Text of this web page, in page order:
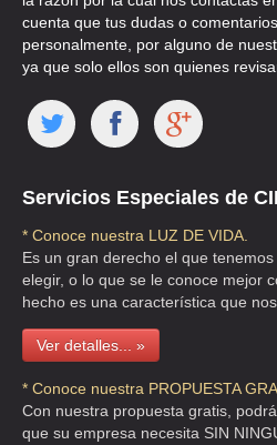
cuenta que tus dudas o
personalmente, por alguno de
ya que solo ellos son quienes
Servicios Especiales de
* Conoce nuestra LUZ DE VIDA.
Es un gran derecho el que
elegir, o lo que se le conoce mejor
hecho es una característica que
Ver detalles... »
* Conoce nuestra PROPUESTA
Con nuestra propuesta gratis,
que su empresa necesita SIN